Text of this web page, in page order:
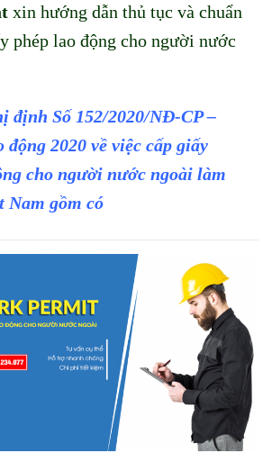
xin hướng dẫn thủ tục và chuẩn
phép lao động cho người nước
định Số 152/2020/NĐ-CP –
động 2020 về việc cấp giấy
cho người nước ngoài làm
Nam gồm có